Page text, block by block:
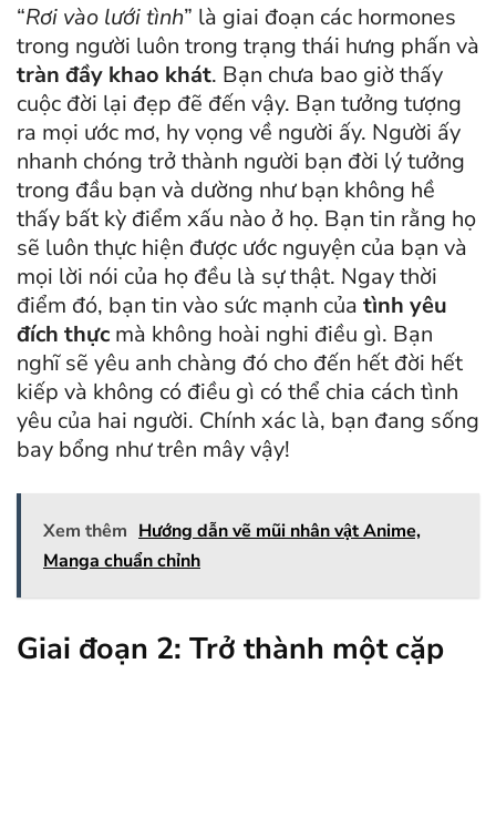
“Rơi vào lưới tình” là giai đoạn các hormones
trong người luôn trong trạng thái hưng phấn và
tràn đầy khao khát. Bạn chưa bao giờ thấy
cuộc đời lại đẹp đẽ đến vậy. Bạn tưởng tượng
ra mọi ước mơ, hy vọng về người ấy. Người ấy
nhanh chóng trở thành người bạn đời lý tưởng
trong đầu bạn và dường như bạn không hề
thấy bất kỳ điểm xấu nào ở họ. Bạn tin rằng họ
sẽ luôn thực hiện được ước nguyện của bạn và
mọi lời nói của họ đều là sự thật. Ngay thời
điểm đó, bạn tin vào sức mạnh của tình yêu
đích thực mà không hoài nghi điều gì. Bạn
nghĩ sẽ yêu anh chàng đó cho đến hết đời hết
kiếp và không có điều gì có thể chia cách tình
yêu của hai người. Chính xác là, bạn đang sống
bay bổng như trên mây vậy!
Xem thêm Hướng dẫn vẽ mũi nhân vật Anime,
Manga chuẩn chỉnh
Giai đoạn 2: Trở thành một cặp